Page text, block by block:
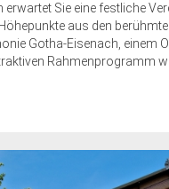
Sie eine festliche
aus den
Gotha-Eisenach, einem
Rahmenprogramm